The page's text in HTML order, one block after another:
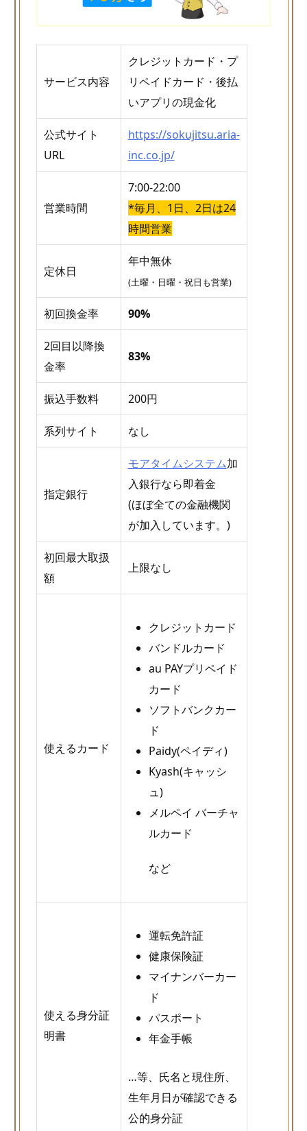
サービス内容
クレジットカード・プ
リペイドカード・後払
いアプリの現金化
公式サイト
URL
https://sokujitsu.aria-
inc.co.jp/
営業時間
7:00-22:00
*毎月、1日、2日は24
時間営業
定休日
年中無休
(土曜・日曜・祝日も営業)
初回換金率 90%
2回目以降換
金率
83%
振込手数料 200円
系列サイト なし
指定銀行
モアタイムシステム加
入銀行なら即着金
(ほぼ全ての金融機関
が加入しています。)
初回最大取扱
額
上限なし
使えるカード
クレジットカード
バンドルカード
au PAYプリペイド
カード
ソフトバンクカー
ド
Paidy(ペイディ)
Kyash(キャッシ
ュ)
メルペイ バーチャ
ルカード
など
使える身分証
明書
運転免許証
健康保険証
マイナンバーカー
ド
パスポート
年金手帳
…等、氏名と現住所、
生年月日が確認できる
公的身分証